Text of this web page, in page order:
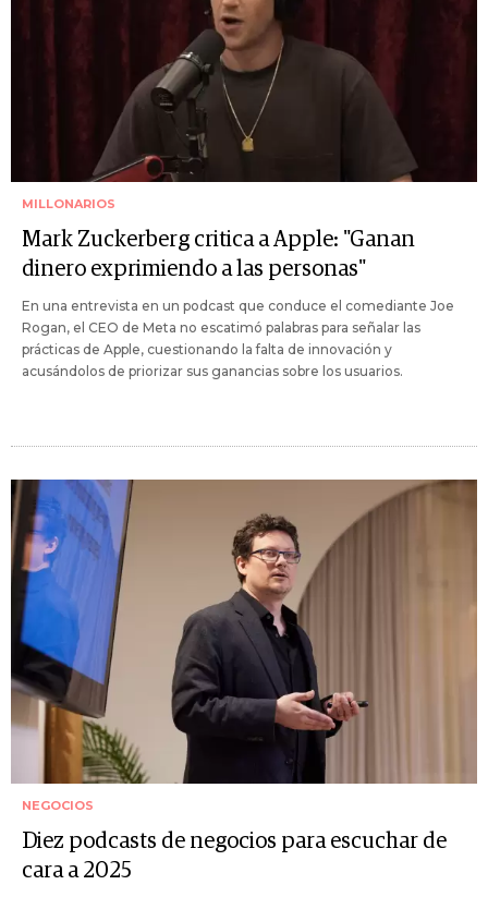
MILLONARIOS
Mark Zuckerberg critica a Apple: "Ganan
dinero exprimiendo a las personas"
En una entrevista en un podcast que conduce el comediante Joe
Rogan, el CEO de Meta no escatimó palabras para señalar las
prácticas de Apple, cuestionando la falta de innovación y
acusándolos de priorizar sus ganancias sobre los usuarios.
NEGOCIOS
Diez podcasts de negocios para escuchar de
cara a 2025